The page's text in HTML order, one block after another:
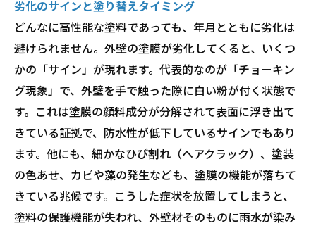
劣化のサインと塗り替えタイミング
どんなに高性能な塗料であっても、年月とともに劣化は
避けられません。外壁の塗膜が劣化してくると、いくつ
かの「サイン」が現れます。代表的なのが「チョーキン
グ現象」で、外壁を手で触った際に白い粉が付く状態で
す。これは塗膜の顔料成分が分解されて表面に浮き出て
きている証拠で、防水性が低下しているサインでもあり
ます。他にも、細かなひび割れ（ヘアクラック）、塗装
の色あせ、カビや藻の発生なども、塗膜の機能が落ちて
きている兆候です。こうした症状を放置してしまうと、
塗料の保護機能が失われ、外壁材そのものに雨水が染み